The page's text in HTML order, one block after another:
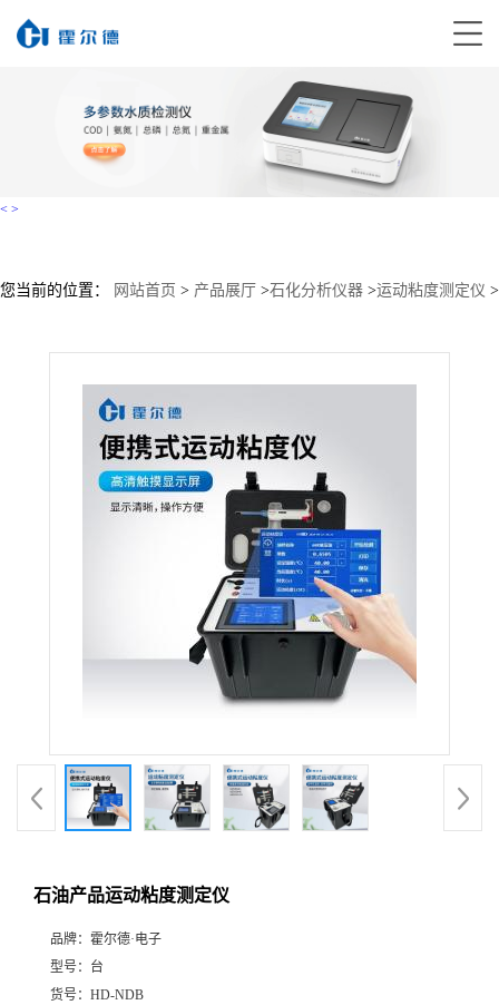
< >
您当前的位置： 网站首页 > 产品展厅 >石化分析仪器 >运动粘度测定仪 >
石油产品运动粘度测定仪
品牌： 霍尔德·电子
型号： 台
货号： HD-NDB